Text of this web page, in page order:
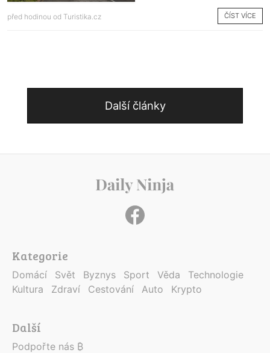
před hodinou od Turistika.cz ČÍST VÍCE
Další články
Kategorie
Domácí Svět Byznys Sport Věda
Technologie
Kultura
Zdraví Cestování Auto Krypto
Další
Podpořte nás ₿